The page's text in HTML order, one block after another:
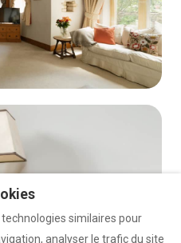
similaires pour
analyser le trafic du site